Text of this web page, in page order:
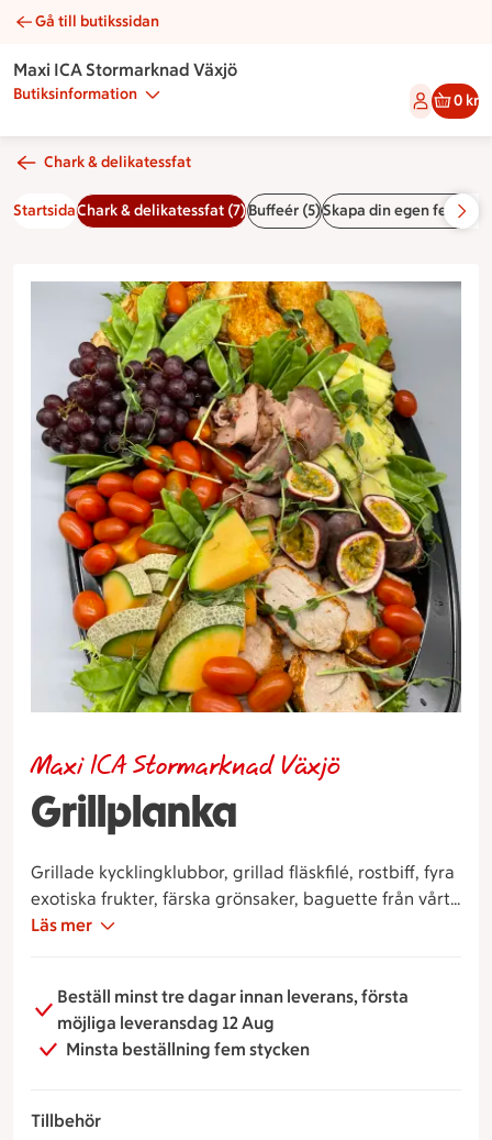
Grillplanka | Catering Maxi ICA Stormarknad Växjö
Gå till butikssidan
Maxi ICA Stormarknad Växjö
Butiksinformation 0 kr
Chark & delikatessfat
StartsidaChark & delikatessfat (7)Buffeér (5)Skapa din egen
Grillplanka
Maxi ICA Stormarknad Växjö
Grillade kycklingklubbor, grillad fläskfilé, rostbiff, fyra
exotiska frukter, färska grönsaker, baguette från vårt
bageri och potatisgratäng eller potatissallad.
smidigt som möjligt.
Läs mer
Beställ minst tre dagar innan leverans, första
möjliga leveransdag 12 Aug
Minsta beställning fem stycken
Tillbehör